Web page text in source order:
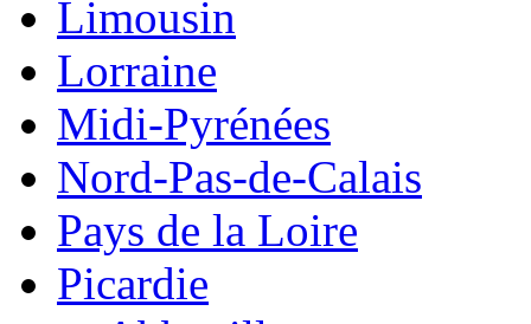
Limousin
Lorraine
Midi-Pyrénées
Nord-Pas-de-Calais
Pays de la Loire
Picardie